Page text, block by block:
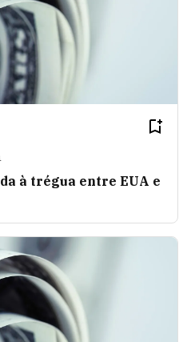
à trégua entre EUA e